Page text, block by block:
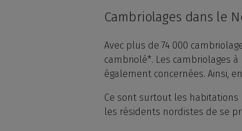
Cambriolages dans le
Avec plus de 74 000
cambriolé*. Les cambriolages
également concernées. Ainsi,
Ce sont surtout les habitations
les résidents nordistes de se